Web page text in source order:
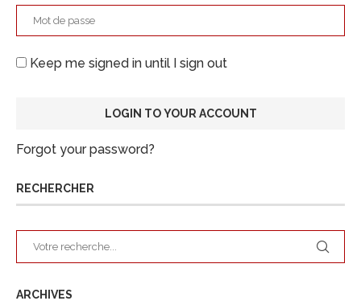
Keep me signed in until I sign out
Forgot your password?
RECHERCHER
ARCHIVES